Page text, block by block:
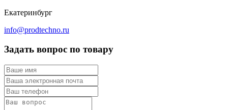
Екатеринбург
info@prodtechno.ru
Задать вопрос по товару